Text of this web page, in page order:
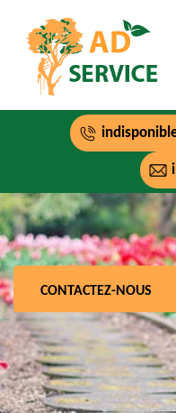
CONTACTEZ-NOUS